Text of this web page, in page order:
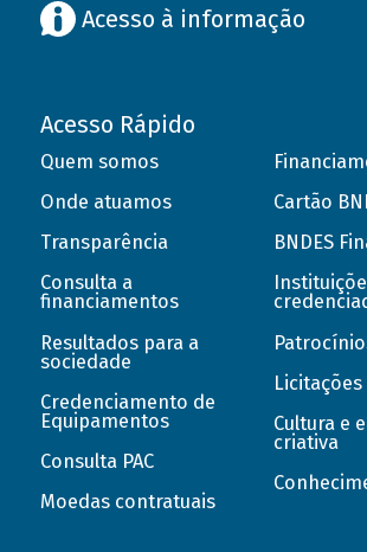
Acesso à informação
Acesso Rápido
Quem somos
Onde atuamos
Transparência
Consulta a
financiamentos
Resultados para a
sociedade
Credenciamento de
Equipamentos
Consulta PAC
Moedas contratuais
Cartão
BNDES
Licitações
Cultura e
criativa